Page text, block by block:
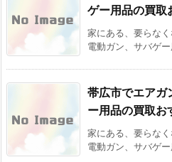
ゲー用品の買取
家にある、要らなく
電動ガン、サバゲ
帯広市でエアガ
ー用品の買取お
家にある、要らなく
電動ガン、サバゲ